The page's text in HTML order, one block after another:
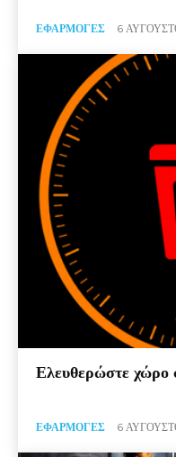
ΕΦΑΡΜΟΓΈΣ 6
Ελευθερώστε χώρο
ΕΦΑΡΜΟΓΈΣ 6